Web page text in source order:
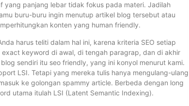
panjang lebar tidak fokus pada materi. Jadilah
buru-buru ingin menutup artikel blog tersebut atau
konten yang human friendly.
harus teliti dalam hal ini, karena kriteria SEO setiap
keyword di awal, di tengah paragrap, dan di akhir
sendiri itu seo friendly, yang ini konyol menurut kami.
LSI. Tetapi yang mereka tulis hanya mengulang-ulang
ke golongan spammy article. Berbeda dengan long
utama itulah LSI (Latent Semantic Indexing).